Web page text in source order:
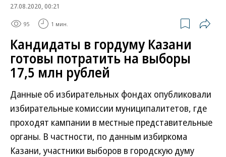
27.08.2020, 00:21
95 1 мин.
Кандидаты в гордуму Казани
готовы потратить на выборы
17,5 млн рублей
Данные об избирательных фондах опубликовали
избирательные комиссии муниципалитетов, где
проходят кампании в местные представительные
органы. В частности, по данным избиркома
Казани, участники выборов в городскую думу